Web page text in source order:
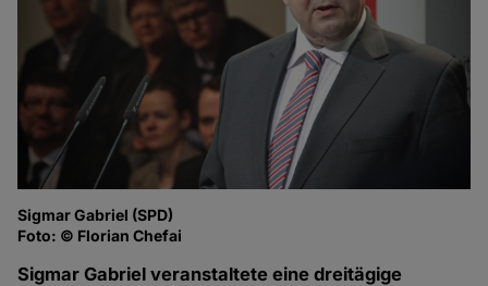
Sigmar Gabriel (SPD)
Foto: © Florian Chefai
Sigmar Gabriel veranstaltete eine dreitägige